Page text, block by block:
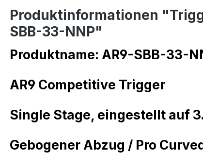
Produktinformationen
SBB-33-NNP"
Produktname: AR9-SBB-33-
AR9 Competitive Trigger
Single Stage, eingestellt auf
Gebogener Abzug / Pro